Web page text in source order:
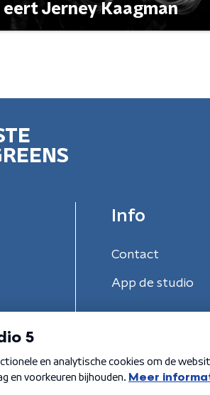
eert Jerney Kaagman
Info
Contact
App de studio
Privacybeleid